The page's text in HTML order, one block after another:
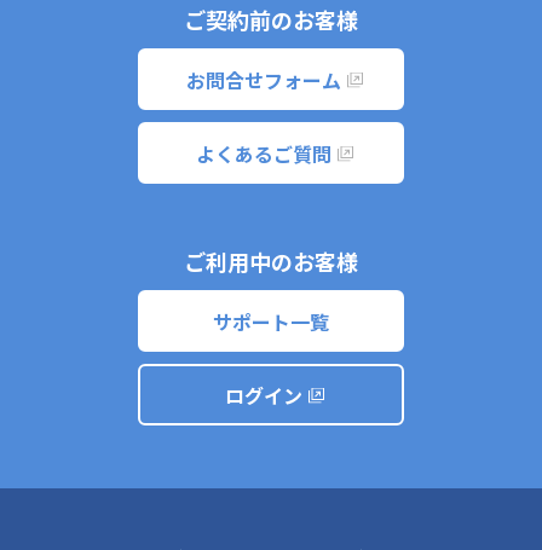
ご契約前のお客様
お問合せフォーム
よくあるご質問
ご利用中のお客様
サポート一覧
ログイン